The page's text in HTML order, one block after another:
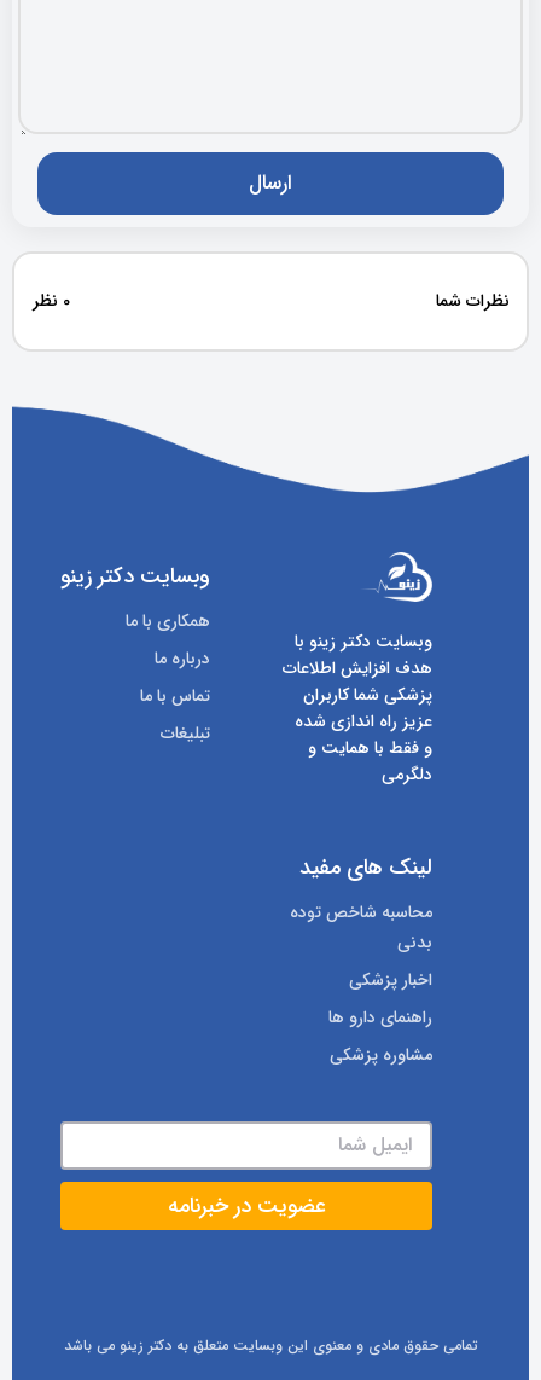
نظرات شما 0 نظر
وبسایت دکتر زینو با
هدف افزایش اطلاعات
پزشکی شما کاربران
عزیز راه اندازی شده
و فقط با همایت و
دلگرمی
وبسایت دکتر زینو
همکاری با ما
درباره ما
تماس با ما
تبلیغات
لینک های مفید
محاسبه شاخص توده
بدنی
اخبار پزشکی
راهنمای دارو ها
مشاوره پزشکی
تمامی حقوق مادی و معنوی این وبسایت متعلق به دکتر زینو می باشد